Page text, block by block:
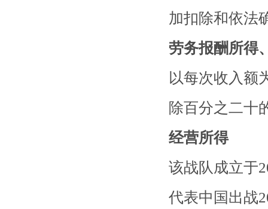
加扣除和依法
劳务报酬所得
以每次收入额
除百分之二十
经营所得
该战队成立于
代表中国出战